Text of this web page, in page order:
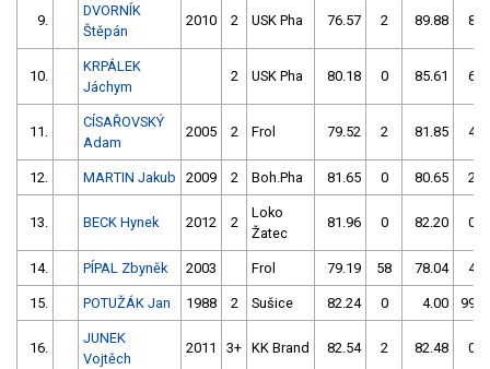
9.
DVORNÍK
Štěpán
2010 2 USK Pha 76.57 2 89.88 8
10.
KRPÁLEK
Jáchym
2 USK Pha 80.18 0 85.61 6
11.
CÍSAŘOVSKÝ
Adam
2005 2 Frol 79.52 2 81.85 4
12. MARTIN Jakub 2009 2 Boh.Pha 81.65 0 80.65 2
13. BECK Hynek 2012 2
Loko
Žatec
81.96 0 82.20 0
14. PÍPAL Zbyněk 2003 Frol 79.19 58 78.04 4
15. POTUŽÁK Jan 1988 2 Sušice 82.24 0 4.00 999
16.
JUNEK
Vojtěch
2011 3+ KK Brand 82.54 2 82.48 0